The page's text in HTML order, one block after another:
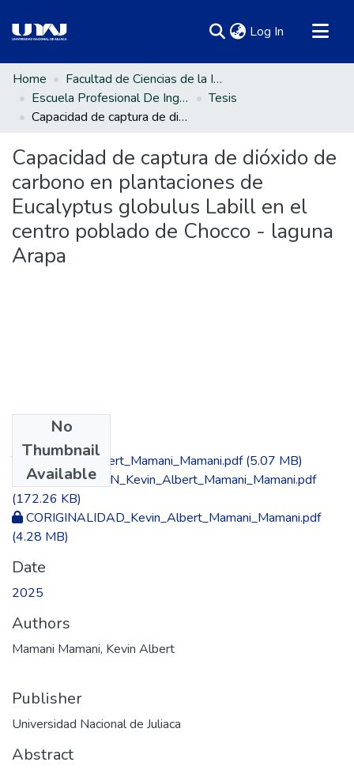
Log In (current)
Communities & Collections
All of DSpace
Statistics
Home
Facultad de Ciencias de la Ingeniería
Escuela Profesional De Ingeniería Ambiental Y Forestal
Tesis
Capacidad de captura de dióxido de carbono en plantaciones de Eucalyptus globulus Labill en el centro poblado de Chocco - laguna Arapa
Capacidad de captura de dióxido de
carbono en plantaciones de
Eucalyptus globulus Labill en el
centro poblado de Chocco - laguna
Arapa
No
Thumbnail
Available
TESIS_Kevin_Albert_Mamani_Mamani.pdf(5.07 MB)
AUTORIZACION_Kevin_Albert_Mamani_Mamani.pdf
(172.26 KB)
CORIGINALIDAD_Kevin_Albert_Mamani_Mamani.pdf
(4.28 MB)
Date
2025
Authors
Mamani Mamani, Kevin Albert
Publisher
Universidad Nacional de Juliaca
Abstract